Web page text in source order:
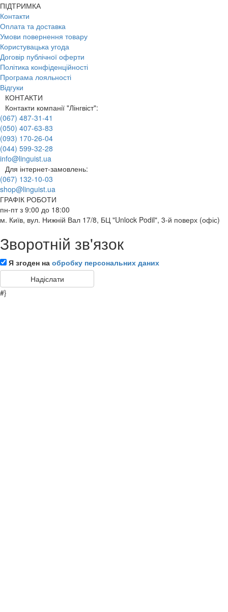
ПІДТРИМКА
Контакти
Оплата та доставка
Умови повернення товару
Користувацька угода
Договір публічної оферти
Політика конфіденційності
Програма лояльності
Відгуки
КОНТАКТИ
Контакти компанії "Лінгвіст":
(067) 487-31-41
(050) 407-63-83
(093) 170-26-04
(044) 599-32-28
info@linguist.ua
Для інтернет-замовлень:
(067) 132-10-03
shop@linguist.ua
ГРАФІК РОБОТИ
пн-пт з 9:00 до 18:00
м. Київ, вул. Нижній Вал 17/8, БЦ "Unlock Podil", 3-й поверх (офіс)
Зворотній зв'язок
Я згоден на обробку персональних даних
#}